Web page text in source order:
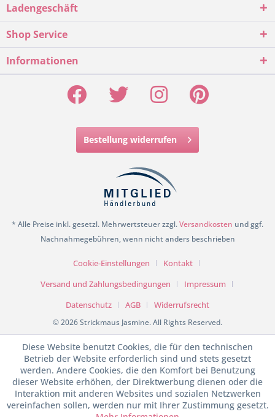
Ladengeschäft
Shop Service
Informationen
Bestellung widerrufen
* Alle Preise inkl. gesetzl. Mehrwertsteuer zzgl.Versandkosten und ggf.
Nachnahmegebühren, wenn nicht anders beschrieben
Cookie-Einstellungen
Kontakt
Versand und Zahlungsbedingungen
Impressum
Datenschutz
AGB Widerrufsrecht
© 2026 Strickmaus Jasmine. All Rights Reserved.
Diese Website benutzt Cookies, die für den technischen
Betrieb der Website erforderlich sind und stets gesetzt
werden. Andere Cookies, die den Komfort bei Benutzung
dieser Website erhöhen, der Direktwerbung dienen oder die
Interaktion mit anderen Websites und sozialen Netzwerken
vereinfachen sollen, werden nur mit Ihrer Zustimmung gesetzt.